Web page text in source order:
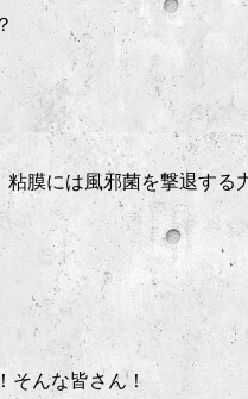
膜には風邪菌を撃退する
そんな皆さん！